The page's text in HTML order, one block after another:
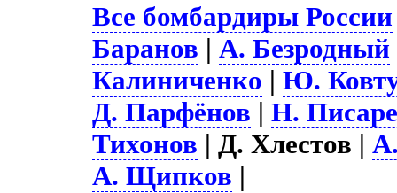
Все бомбардиры России
Баранов |А. Безродный
Калиниченко |Ю.
Д. Парфёнов |Н.
Тихонов | Д. Хлестов |
А. Щипков |